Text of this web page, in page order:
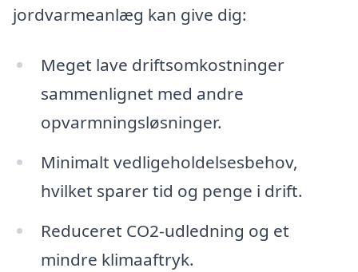
jordvarmeanlæg kan give dig:
Meget lave driftsomkostninger
sammenlignet med andre
opvarmningsløsninger.
Minimalt vedligeholdelsesbehov,
hvilket sparer tid og penge i drift.
Reduceret CO2-udledning og et
mindre klimaaftryk.